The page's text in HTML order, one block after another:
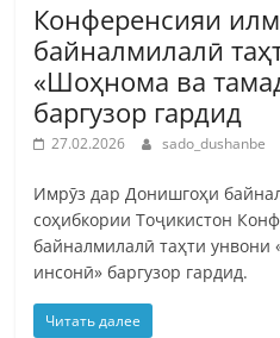
Конференсияи
байналмилалӣ
«Шоҳнома ва
баргузор гардид
27.02.2026 sado_dushanbe
Имрӯз дар Донишгоҳи
соҳибкории Тоҷикистон
байналмилалӣ таҳти
инсонӣ» баргузор гардид.
Читать далее